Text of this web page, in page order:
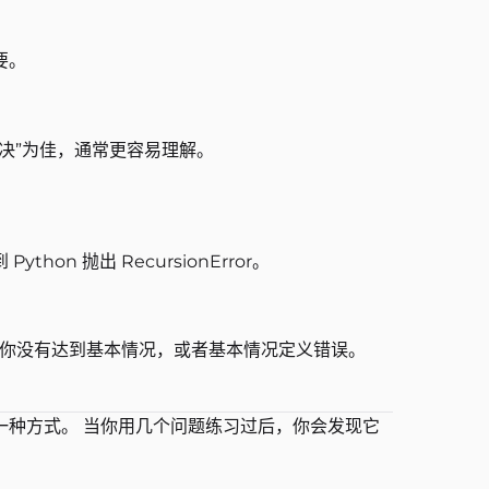
为佳，通常更容易理解。
Python 抛出 RecursionError。
达到基本情况，或者基本情况定义错误。
方式。 当你用几个问题练习过后，你会发现它